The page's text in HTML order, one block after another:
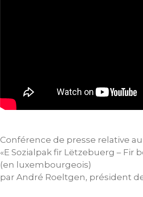
Conférence de presse relative
«E Sozialpak fir Lëtzebuerg – Fir
(en luxembourgeois)
par André Roeltgen, président de